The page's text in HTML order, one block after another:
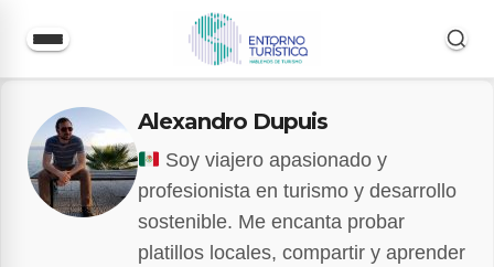
contenido
Alexandro Dupuis
Soy viajero apasionado y
profesionista en turismo y desarrollo
sostenible. Me encanta probar
platillos locales, compartir y aprender